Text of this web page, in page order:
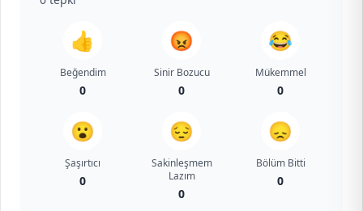
👍
Beğendim
0
😡
Sinir Bozucu
0
😂
Mükemmel
0
😮
Şaşırtıcı
0
😔
Sakinleşmem
Lazım
0
😞
Bölüm Bitti
0